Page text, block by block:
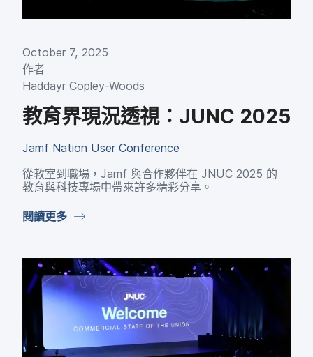
October 7, 2025
作​者
Haddayr Copley-Woods
教育界​現況​透視： JUNC 2025
Jamf Nation User Conference
從教室​到​職場， Jamf 與​合作​夥伴​在 JNUC 2025 的​
教育​與​科技​專場​中帶來​許多​精彩​分享。
閱讀​更多